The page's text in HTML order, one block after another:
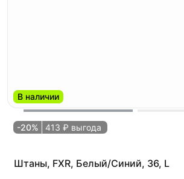
В наличии
-20% 413 ₽ выгода
Штаны, FXR, Белый/Синий, 36, L